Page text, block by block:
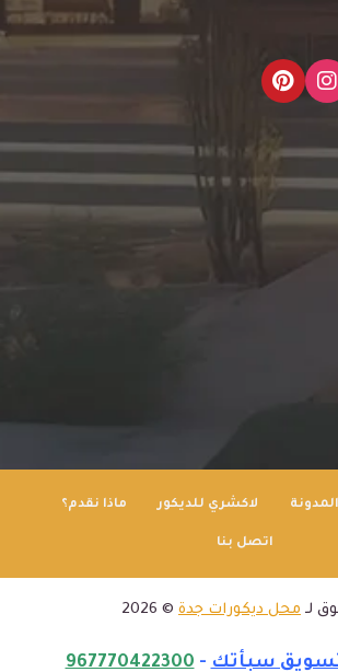
المدونة لاكشري للديكور ماذا نقدم؟
اتصل بنا
لـ محل ديكورات جدة © 2026
سبأتك-
967770422300